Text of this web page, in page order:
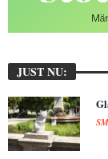
JUST NU: